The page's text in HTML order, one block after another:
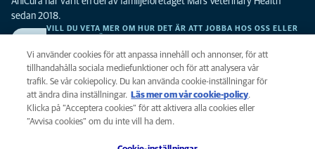
sedan 2018.
VILL DU VETA MER OM HUR DET ÄR ATT JOBBA HOS OSS ELLER
Integritet
Legalt
Vi använder cookies för att anpassa innehåll och annonser, för att
tillhandahålla sociala mediefunktioner och för att analysera vår
trafik. Se vår cokiepolicy. Du kan använda cookie-inställningar för
att ändra dina inställningar.
Läs mer om vår cookie-policy(opens in a
new tab)
.
Klicka på ”Acceptera cookies” för att aktivera alla cookies eller
”Avvisa cookies” om du inte vill ha dem.